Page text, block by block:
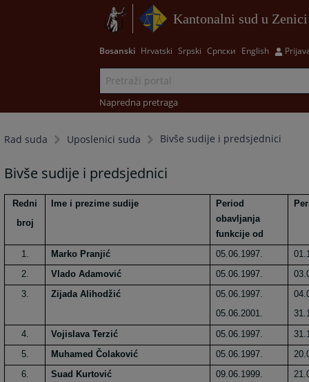
Kantonalni sud u Zenici
Bosanski Hrvatski Srpski Српски English
Napredna pretraga
Rad suda Uposlenici suda Bivše sudije i predsjednici
Bivše sudije i predsjednici
Redni
broj
Ime i prezime sudije
Period
obavljanja
funkcije od
1. Marko Pranjić 05.06.1997.
2.
Vlado Adamović 05.06.1997.
3.
Zijada Alihodžić
05.06.1997.
05.06.2001.
4.
Vojislava Terzić 05.06.1997.
5.
Muhamed Čolaković 05.06.1997.
6.
Suad Kurtović 09.06.1999.